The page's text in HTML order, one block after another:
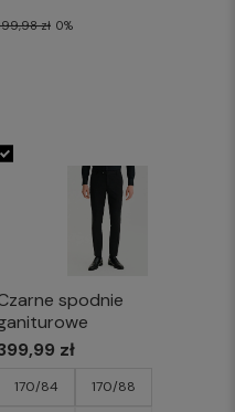
spodnie
zł
170/84 170/88
zł 0%